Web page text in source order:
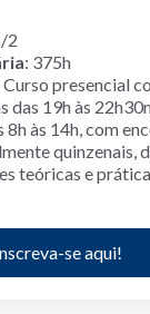
2
: 375h
Curso presencial
das 19h às
8h às 14h, com
quinzenais,
teóricas e
se aqui!